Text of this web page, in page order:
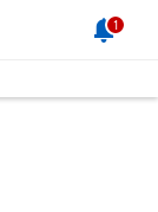
1